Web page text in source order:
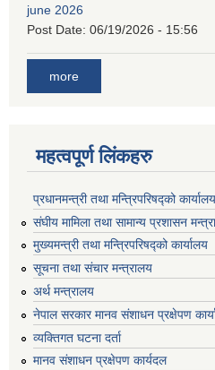
june 2026
Post Date: 06/19/2026 - 15:56
more
महत्वपूर्ण लिंकहरु
प्रधानमन्त्री तथा मन्त्रिपरिषद्को कार्यालय
संघीय मामिला तथा सामान्य प्रशासन
मुख्यमन्त्री तथा मन्त्रिपरिषद्को कार्यालय
सूचना तथा संचार मन्त्रालय
अर्थ मन्त्रालय
नेपाल सरकार मानव संशाधन प्रक्षेपण
व्यक्तिगत घटना दर्ता
मानव संशाधन प्रक्षेपण कार्यदल